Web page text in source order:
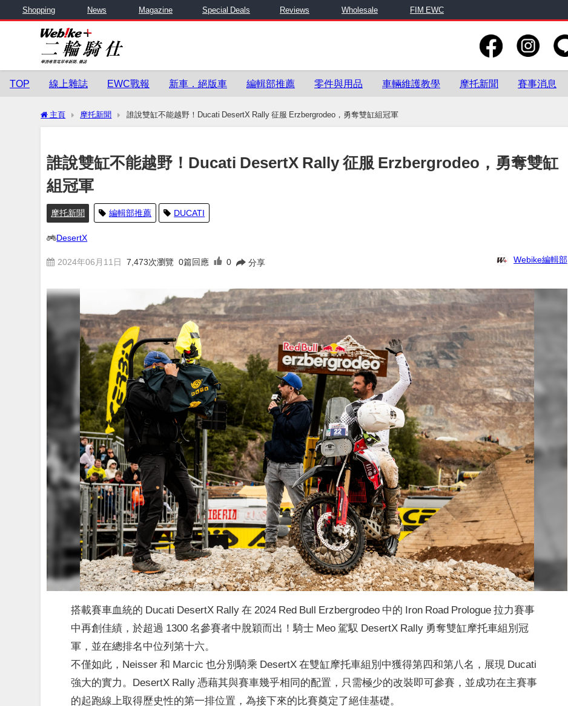
Shopping News Magazine Special Deals Reviews Wholesale FIM EWC
TOP 線上雜誌 EWC戰報 新車．絕版車 編輯部推薦 零件與用品 車輛維護教學 摩托新聞 賽事消息
主頁 摩托新聞 誰說雙缸不能越野！Ducati DesertX Rally 征服 Erzbergrodeo，勇奪雙缸組冠軍
誰說雙缸不能越野！Ducati DesertX Rally 征服 Erzbergrodeo，勇奪雙缸
組冠軍
摩托新聞 編輯部推薦 DUCATI
DesertX
2024年06月11日 7,473次瀏覽 0篇回應 0 分享 Webike編輯部
搭載賽車血統的 Ducati DesertX Rally 在 2024 Red Bull Erzbergrodeo 中的 Iron Road Prologue 拉力賽事
中再創佳績，於超過 1300 名參賽者中脫穎而出！騎士 Meo 駕馭 DesertX Rally 勇奪雙缸摩托車組別冠
軍，並在總排名中位列第十六。
不僅如此，Neisser 和 Marcic 也分別騎乘 DesertX 在雙缸摩托車組別中獲得第四和第八名，展現 Ducati
強大的實力。DesertX Rally 憑藉其與賽車幾乎相同的配置，只需極少的改裝即可參賽，並成功在主賽事
的起跑線上取得歷史性的第一排位置，為接下來的比賽奠定了絕佳基礎。